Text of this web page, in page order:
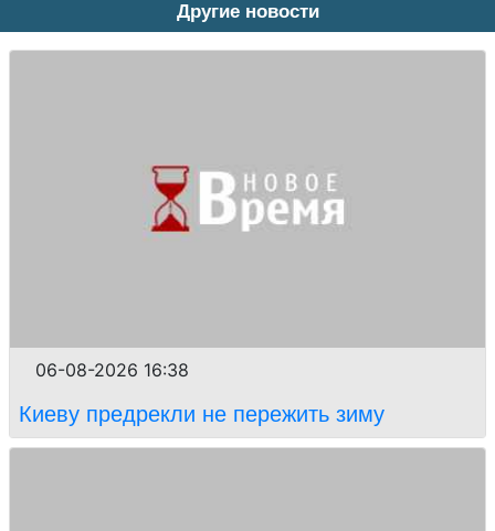
Другие новости
06-08-2026 16:38
Киеву предрекли не пережить зиму